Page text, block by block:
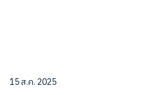
15 ส.ค. 2025